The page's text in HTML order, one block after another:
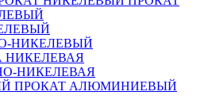
НИКЕЛЕВЫЙ
НИКЕЛЕВАЯ
НИКЕЛЕВАЯ
АЛЮМИНИЕВЫЙ